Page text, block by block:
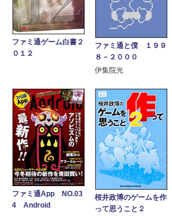
ファミ通ゲーム白書２
０１２
ファミ通と僕 １９９
８－２０００
伊集院光
ファミ通App NO.03
4 Android
桜井政博のゲームを作
って思うこと２